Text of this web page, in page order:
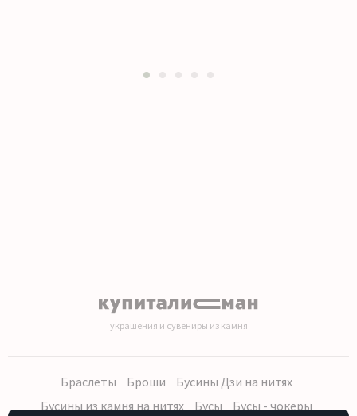
украшения и сувениры из камня
Браслеты Броши
Бусины Дзи на нитях
Бусины из камня на нитях
Бусы Бусы - чокеры